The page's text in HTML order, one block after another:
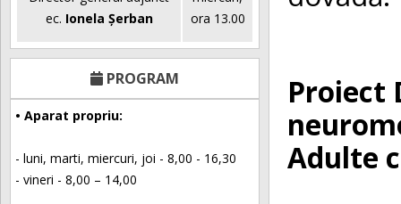
ec. Ionela Șerban
ora 13.00
PROGRAM
• Aparat propriu:
- luni, marti, miercuri, joi - 8,00 - 16,30
- vineri - 8,00 – 14,00
Proiect
Adulte